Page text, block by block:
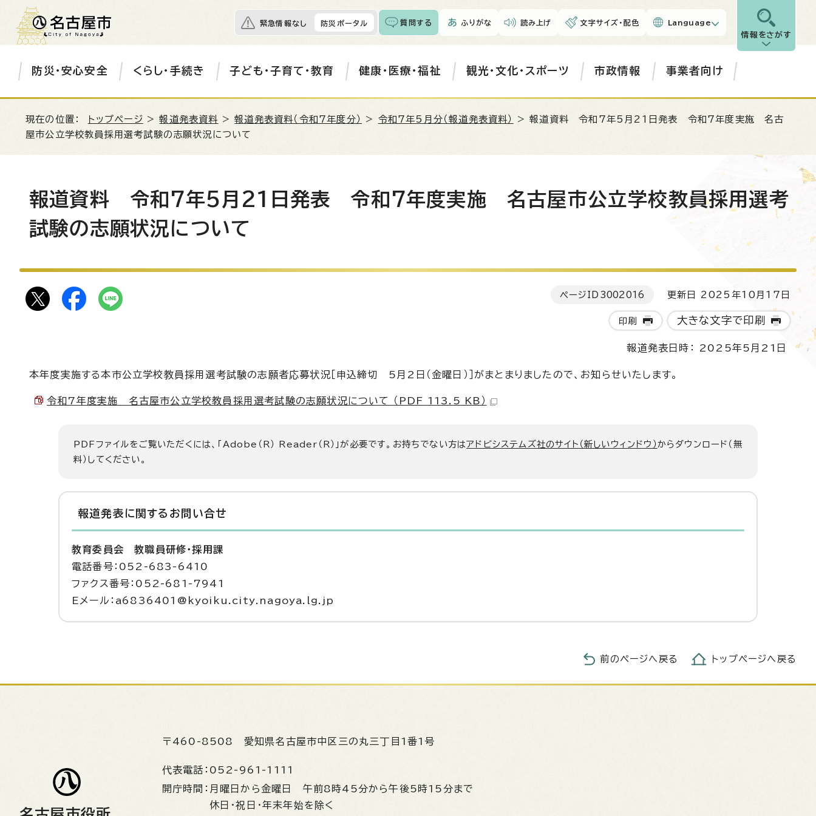
緊急情報なし 防災ポータル 質問する ふりがな 読み上げ 文字サイズ・配色 Language
情報をさがす
防災・安心安全 くらし・手続き 子ども・子育て・教育 健康・医療・福祉 観光・文化・スポーツ 市政情報 事業者向け
現在の位置： トップページ >報道発表資料 >報道発表資料（令和7年度分） > 令和7年5月分（報道発表資料）
> 報道資料 令和7年5月21日発表 令和7年度実施 名古
屋市公立学校教員採用選考試験の志願状況について
報道資料 令和7年5月21日発表 令和7年度実施 名古屋市公立学校教員採用選考
試験の志願状況について
ページID 3002016 更新日 2025年10月17日
印刷 大きな文字で印刷
報道発表日時： 2025年5月21日
本年度実施する本市公立学校教員採用選考試験の志願者応募状況［申込締切 5月2日（金曜日）］がまとまりましたので、お知らせいたします。
令和7年度実施 名古屋市公立学校教員採用選考試験の志願状況について （PDF 113.5 KB）
PDFファイルをご覧いただくには、「Adobe（R） Reader（R）」が必要です。お持ちでない方はアドビシステムズ社のサイト（新しいウィンドウ）からダウンロード（無
料）してください。
報道発表に関するお問い合せ
教育委員会 教職員研修・採用課
電話番号：052-683-6410
ファクス番号：052-681-7941
Eメール：a6836401@kyoiku.city.nagoya.lg.jp
前のページへ戻る トップページへ戻る
〒460-8508 愛知県名古屋市中区三の丸三丁目1番1号
代表電話： 052-961-1111
開庁時間： 月曜日から金曜日 午前8時45分から午後5時15分まで
休日・祝日・年末年始を除く